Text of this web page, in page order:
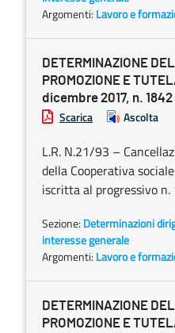
Argomenti: Lavoro e
DETERMINAZIONE
PROMOZIONE E
dicembre 2017, n. 1842
Scarica Ascolta
L.R. N.21/93 –
della Cooperativa
iscritta al progressivo n.
Sezione: Determinazioni
interesse generale
Argomenti: Lavoro e
DETERMINAZIONE
PROMOZIONE E